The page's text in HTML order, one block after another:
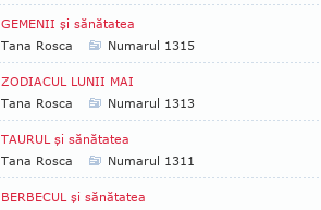
GEMENII şi sănătatea
Tana Rosca
Numarul 1315
ZODIACUL LUNII MAI
Tana Rosca
Numarul 1313
TAURUL şi sănătatea
Tana Rosca
Numarul 1311
BERBECUL şi sănătatea